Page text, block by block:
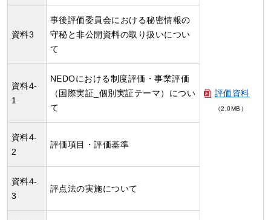
評価資料
（2.0MB）
資料3
事後評価委員会における秘密情報の
守秘と非公開資料の取り扱いについ
て
資料4-
1
NEDOにおける制度評価・事業評価
（国際実証_個別実証テーマ）につい
て
資料4-
2
評価項目・評価基準
資料4-
3
評点法の実施について